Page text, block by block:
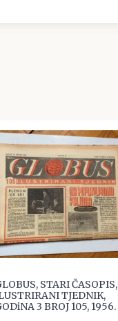
STARI ČASOPIS,
TJEDNIK,
3 BROJ 105, 1956.